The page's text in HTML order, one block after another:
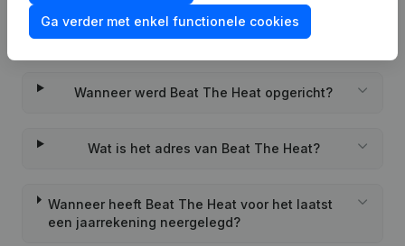
Wat is het PEPPOL ID van Beat The Heat?
Wanneer werd Beat The Heat opgericht?
Wat is het adres van Beat The Heat?
Wanneer heeft Beat The Heat voor het laatst
een jaarrekening neergelegd?
Ga verder met enkel functionele cookies